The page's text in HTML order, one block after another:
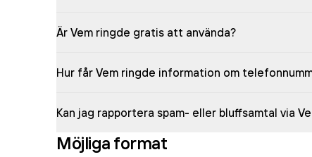
Är Vem ringde gratis att använda?
Hur får Vem ringde information om
Kan jag rapportera spam- eller bluffsamtal via
Möjliga format